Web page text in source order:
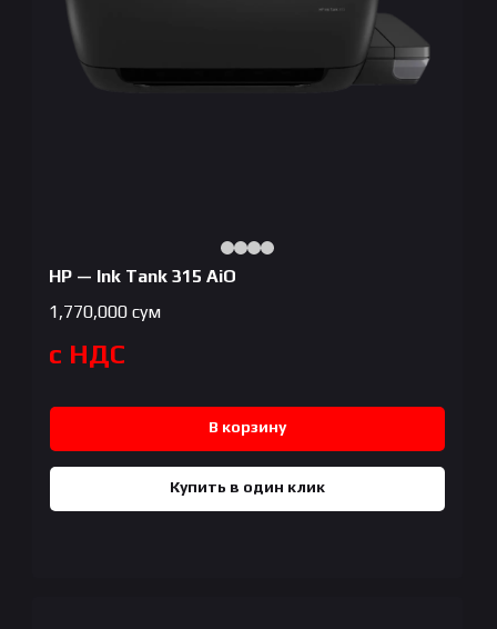
HP — Ink Tank 315 AiO
1,770,000 сум
с НДС
В корзину
Купить в один клик